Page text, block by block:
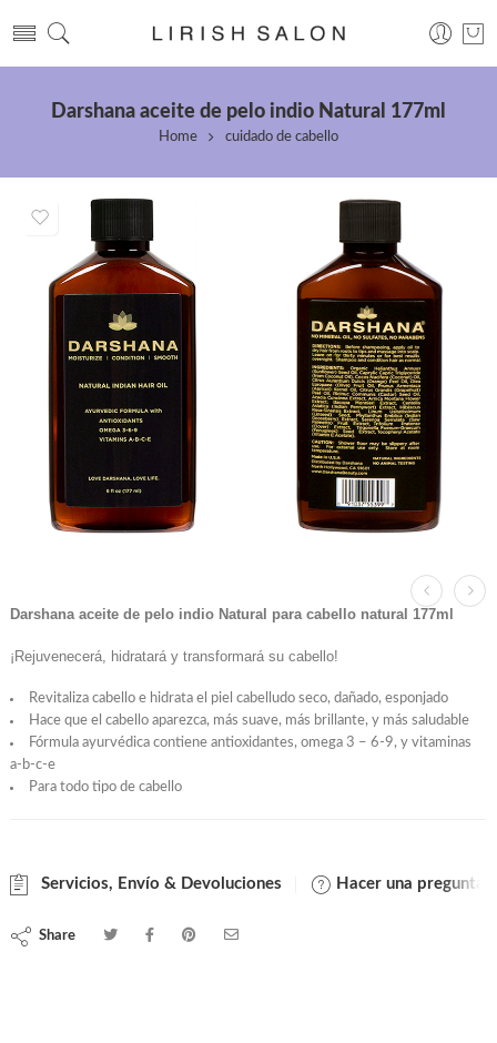
Darshana aceite de pelo indio Natural 177ml
Home cuidado de cabello
Darshana aceite de pelo indio Natural para cabello natural 177ml
¡Rejuvenecerá, hidratará y transformará su cabello!
Revitaliza cabello e hidrata el piel cabelludo seco, dañado, esponjado
Hace que el cabello aparezca, más suave, más brillante, y más saludable
Fórmula ayurvédica contiene antioxidantes, omega 3 – 6-9, y vitaminas
a-b-c-e
Para todo tipo de cabello
Servicios, Envío & Devoluciones Hacer una pregunta
Share